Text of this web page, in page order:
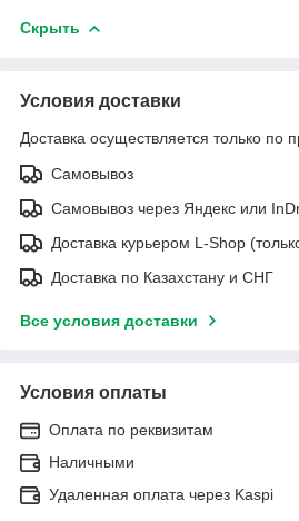
Скрыть
Условия доставки
Доставка осуществляется только по
Самовывоз
Самовывоз через Яндекс или
Доставка курьером L-Shop
Доставка по Казахстану и СНГ
Все условия доставки
Условия оплаты
Оплата по реквизитам
Наличными
Удаленная оплата через Kaspi